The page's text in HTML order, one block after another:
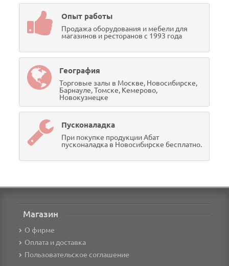
Опыт работы
Продажа оборудования и мебели для
магазинов и ресторанов с 1993 года
География
Торговые залы в Москве, Новосибирске,
Барнауле, Томске, Кемерово,
Новокузнецке
Пусконаладка
При покупке продукции Абат
пусконаладка в Новосибирске бесплатно.
Магазин
О фирме
Оплата и доставка
Пользовательское соглашение